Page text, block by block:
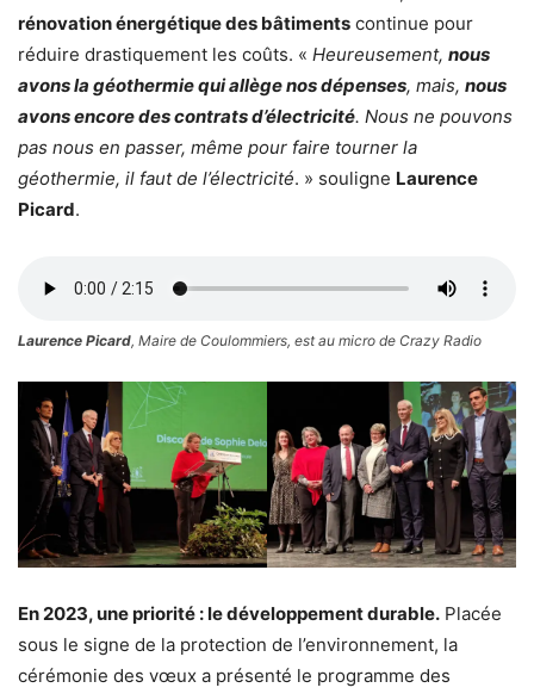
rénovation énergétique des bâtiments continue pour
réduire drastiquement les coûts. « Heureusement, nous
avons la géothermie qui allège nos dépenses, mais, nous
avons encore des contrats d’électricité. Nous ne pouvons
pas nous en passer, même pour faire tourner la
géothermie, il faut de l’électricité. » souligne Laurence
Picard.
Laurence Picard, Maire de Coulommiers, est au micro de Crazy Radio
En 2023, une priorité : le développement durable. Placée
sous le signe de la protection de l’environnement, la
cérémonie des vœux a présenté le programme des